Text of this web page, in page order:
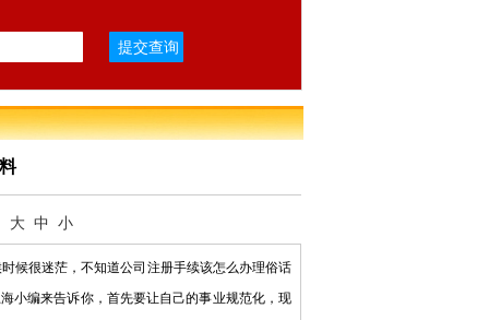
大 中 小
很迷茫，不知道公司注册手续该怎么办理俗话
小编来告诉你，首先要让自己的事业规范化，现